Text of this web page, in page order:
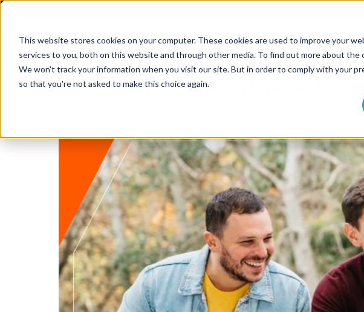
This website stores cookies on your computer. These cookies are used to improve your
services to you, both on this website and through other media. To find out more about the
We won't track your information when you visit our site. But in order to comply with your
so that you're not asked to make this choice again.
Soft Skills más
07